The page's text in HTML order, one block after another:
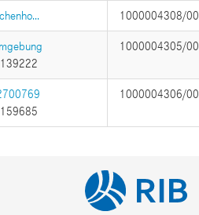
1000004308/
1000004305/
1000004306/